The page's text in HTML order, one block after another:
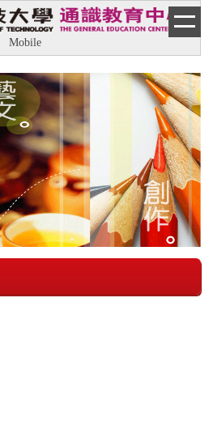
Mobile